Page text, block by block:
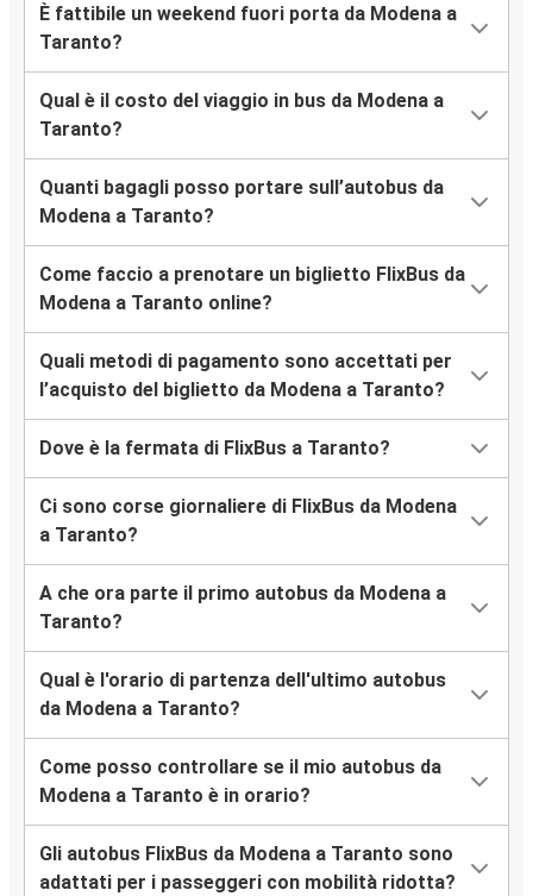
È fattibile un weekend fuori porta da Modena a
Taranto?
Qual è il costo del viaggio in bus da Modena a
Taranto?
Quanti bagagli posso portare sull’autobus da
Modena a Taranto?
Come faccio a prenotare un biglietto FlixBus da
Modena a Taranto online?
Quali metodi di pagamento sono accettati per
l’acquisto del biglietto da Modena a Taranto?
Dove è la fermata di FlixBus a Taranto?
Ci sono corse giornaliere di FlixBus da Modena
a Taranto?
A che ora parte il primo autobus da Modena a
Taranto?
Qual è l'orario di partenza dell'ultimo autobus
da Modena a Taranto?
Come posso controllare se il mio autobus da
Modena a Taranto è in orario?
Gli autobus FlixBus da Modena a Taranto sono
adattati per i passeggeri con mobilità ridotta?